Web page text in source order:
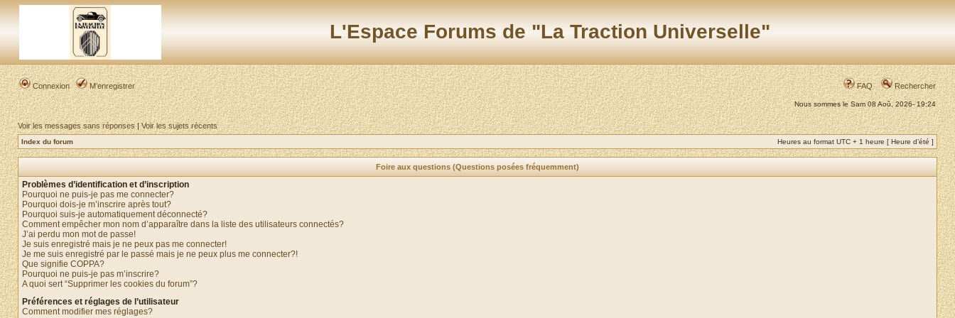
L'Espace Forums de "La Traction Universelle"
Connexion M’enregistrer FAQ Rechercher
Nous sommes le Sam 08 Aoû, 2026- 19:24
Voir les messages sans réponses|Voir les sujets récents
Index du forum Heures au format UTC + 1 heure [ Heure d’été ]
Foire aux questions (Questions posées fréquemment)
Problèmes d’identification et d’inscription
Pourquoi ne puis-je pas me connecter?
Pourquoi dois-je m’inscrire après tout?
Pourquoi suis-je automatiquement déconnecté?
Comment empêcher mon nom d’apparaître dans la liste des utilisateurs connectés?
J’ai perdu mon mot de passe!
Je suis enregistré mais je ne peux pas me connecter!
Je me suis enregistré par le passé mais je ne peux plus me connecter?!
Que signifie COPPA?
Pourquoi ne puis-je pas m’inscrire?
A quoi sert “Supprimer les cookies du forum”?
Préférences et réglages de l’utilisateur
Comment modifier mes réglages?